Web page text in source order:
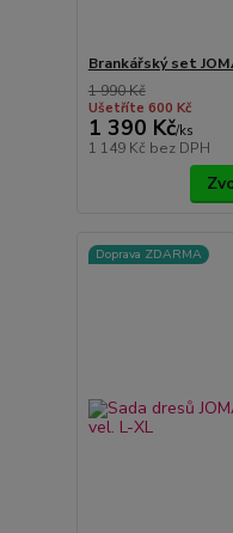
Brankářský set
1 990 Kč
Ušetříte 600 Kč
1 390 Kč/ks
1 149 Kč bez DPH
Doprava ZDARMA